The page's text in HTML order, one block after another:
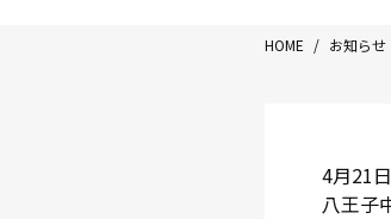
HOME / お知らせ
4月21
八王子